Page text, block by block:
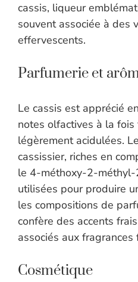
cassis, liqueur
souvent associée à des
effervescents.
Parfumerie et
Le cassis est apprécié
notes olfactives à la
légèrement acidulées.
cassissier, riches en
le 4-méthoxy-2-
utilisées pour produire
les compositions de
confère des accents
associés aux
Cosmétique